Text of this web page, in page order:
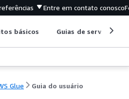
Entre em contato conosco
básicos Guias de serviço
Glue Guia do usuário